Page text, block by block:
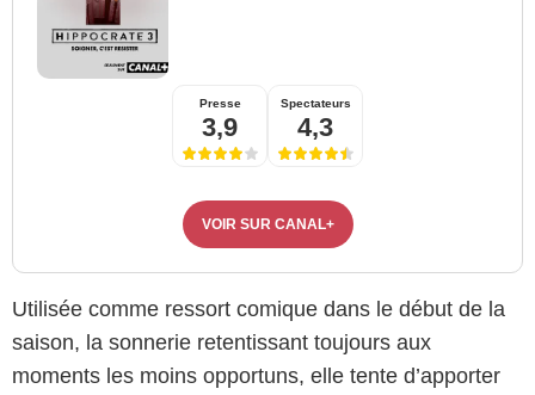
Presse
3,9
Spectateurs
4,3
VOIR SUR CANAL+
Utilisée comme ressort comique dans le début de la
saison, la sonnerie retentissant toujours aux
moments les moins opportuns, elle tente d’apporter